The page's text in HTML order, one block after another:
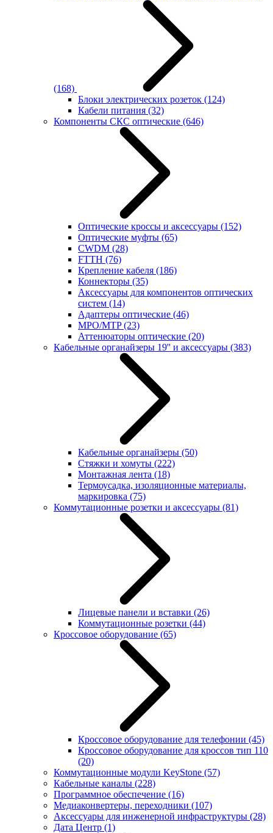
(168)
Блоки электрических розеток (124)
Кабели питания (32)
Компоненты СКС оптические (646)
Оптические кроссы и аксессуары (152)
Оптические муфты (65)
CWDM (28)
FTTH (76)
Крепление кабеля (186)
Коннекторы (35)
Аксессуары для компонентов оптических
систем (14)
Адаптеры оптические (46)
MPO/MTP(23)
Аттенюаторы оптические (20)
Кабельные органайзеры 19'' и аксессуары (383)
Кабельные органайзеры (50)
Стяжки и хомуты (222)
Монтажная лента (18)
Термоусадка, изоляционные материалы,
маркировка (75)
Коммутационные розетки и аксессуары (81)
Лицевые панели и вставки (26)
Коммутационные розетки (44)
Кроссовое оборудование (65)
Кроссовое оборудование для телефонии (45)
Кроссовое оборудование для кроссов тип 110
(20)
Коммутационные модули KeyStone (57)
Кабельные каналы (228)
Программное обеспечение (16)
Медиаконвертеры, переходники (107)
Аксессуары для инженерной инфраструктуры (28)
Дата Центр (1)